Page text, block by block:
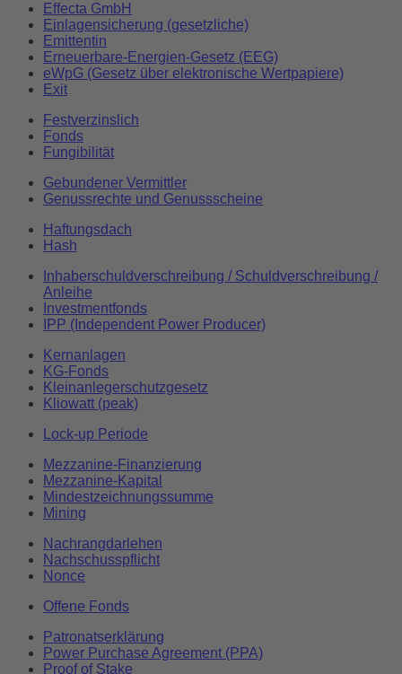
Effecta GmbH
Einlagensicherung (gesetzliche)
Emittentin
Erneuerbare-Energien-Gesetz (EEG)
eWpG (Gesetz über elektronische Wertpapiere)
Exit
Festverzinslich
Fonds
Fungibilität
Gebundener Vermittler
Genussrechte und Genussscheine
Haftungsdach
Hash
Inhaberschuldverschreibung / Schuldverschreibung /
Anleihe
Investmentfonds
IPP (Independent Power Producer)
Kernanlagen
KG-Fonds
Kleinanlegerschutzgesetz
Kliowatt (peak)
Lock-up Periode
Mezzanine-Finanzierung
Mezzanine-Kapital
Mindestzeichnungssumme
Mining
Nachrangdarlehen
Nachschusspflicht
Nonce
Offene Fonds
Patronatserklärung
Power Purchase Agreement (PPA)
Proof of Stake